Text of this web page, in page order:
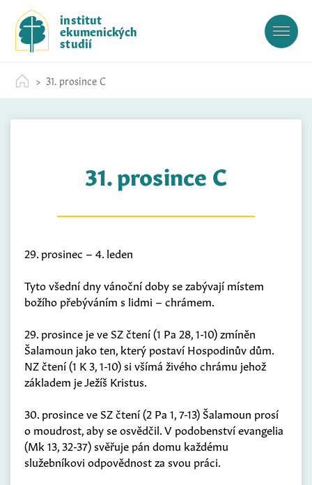
c
institut
ekumenických
studií
31. prosince C
31. prosince C
29. prosinec – 4. leden
Tyto všední dny vánoční doby se zabývají místem
božího přebýváním s lidmi – chrámem.
29. prosince je ve SZ čtení (1 Pa 28, 1-10) zmíněn
Šalamoun jako ten, který postaví Hospodinův dům.
NZ čtení (1 K 3, 1-10) si všímá živého chrámu jehož
základem je Ježíš Kristus.
30. prosince ve SZ čtení (2 Pa 1, 7-13) Šalamoun prosí
o moudrost, aby se osvědčil. V podobenství evangelia
(Mk 13, 32-37) svěřuje pán domu každému
služebníkovi odpovědnost za svou práci.